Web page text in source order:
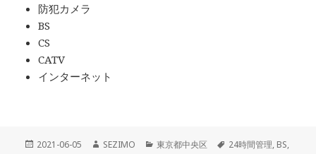
防犯カメラ
BS
CS
CATV
インターネット
投
2021-06-05
作
SEZIMO
カ
東京都中央区
タ
24時間管理, BS,